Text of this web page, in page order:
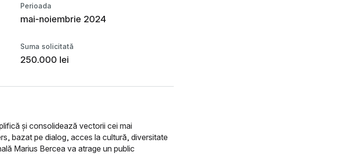
Perioada
mai-noiembrie 2024
Suma solicitată
250.000 lei
și consolidează vectorii cei mai
bazat pe dialog, acces la cultură, diversitate
Marius Bercea va atrage un public